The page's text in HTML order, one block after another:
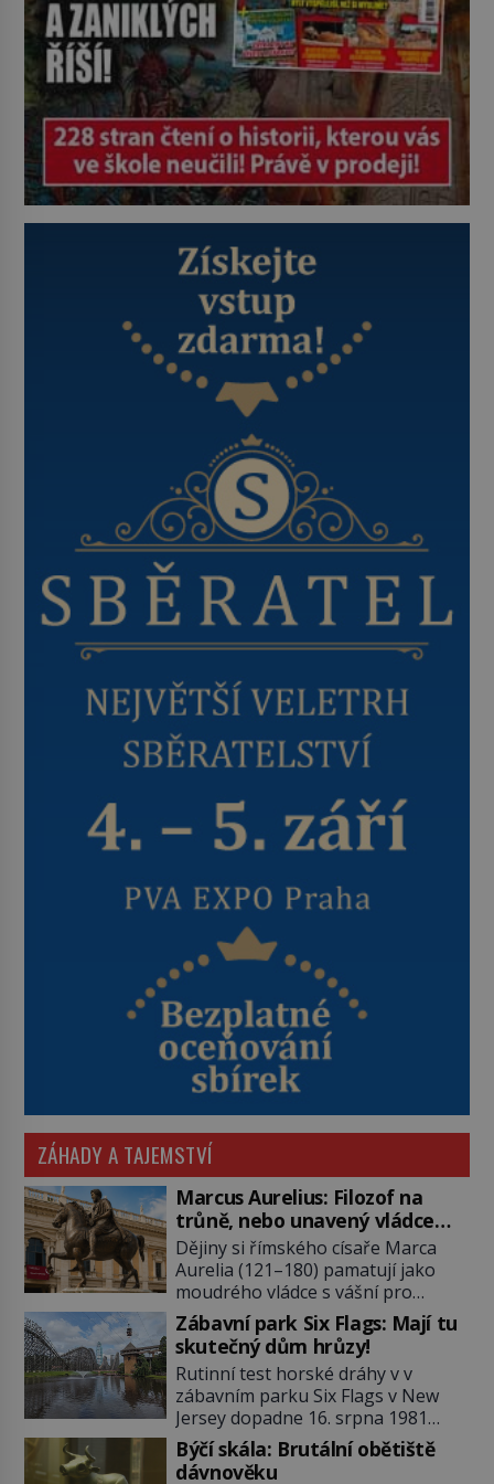
ZÁHADY A TAJEMSTVÍ
Marcus Aurelius: Filozof na
trůně, nebo unavený vládce
závislý na opiu?
Dějiny si římského císaře Marca
Aurelia (121–180) pamatují jako
moudrého vládce s vášní pro
filozofii, byť musíme tuto moudrost
vnímat v kontextu jeho postavení i
doby, ve které žil. Máme však nyní
rozbít tuto obecně přijímanou
pravdu na padrť a prohlásit, že to
byl jen životem unavený a drogou
ovládaný muž? Marcus Aurelius byl
zastáncem stoicismu, učení, […]
Zábavní park Six Flags: Mají tu
skutečný dům hrůzy!
Rutinní test horské dráhy v v
zábavním parku Six Flags v New
Jersey dopadne 16. srpna 1981
katastrofou. 20letý technik Scott
Tyler se zřítí na zem! Zranění jsou
Býčí skála: Brutální obětiště
dávnověku